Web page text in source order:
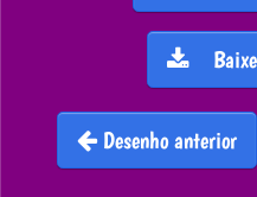
Baixe
Desenho anterior